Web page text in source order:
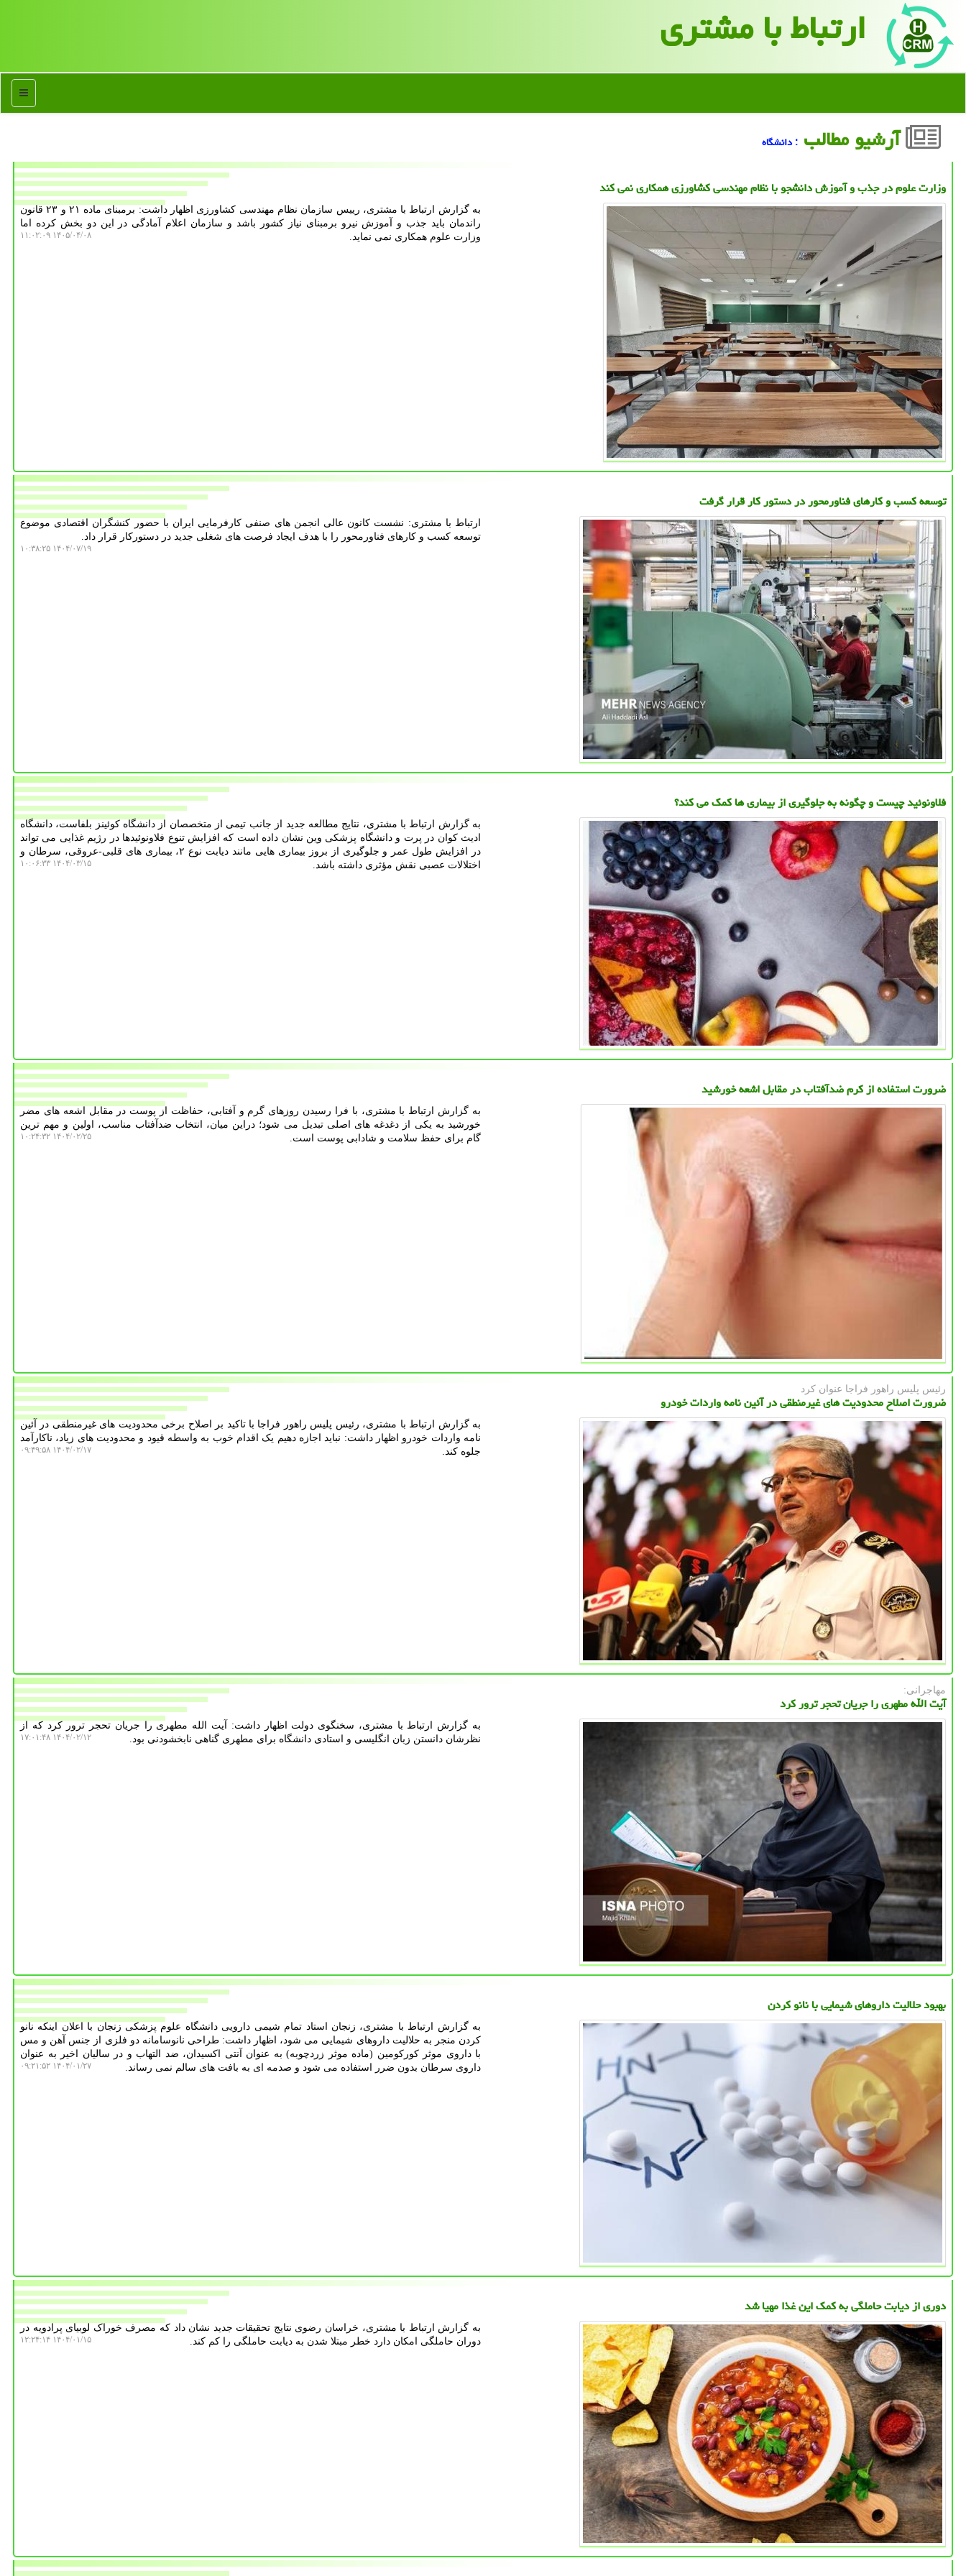
ارتباط با مشتری
منو
آرشیو مطالب : دانشگاه
وزارت علوم در جذب و آموزش دانشجو با نظام مهندسی کشاورزی همکاری نمی کند
به گزارش ارتباط با مشتری، رییس سازمان نظام مهندسی کشاورزی اظهار داشت: برمبنای ماده ۲۱ و ۲۳ قانون
راندمان باید جذب و آموزش نیرو برمبنای نیاز کشور باشد و سازمان اعلام آمادگی در این دو بخش کرده اما
وزارت علوم همکاری نمی نماید.
۱۴۰۵/۰۴/۰۸ ۱۱:۰۲:۰۹
توسعه کسب و کارهای فناورمحور در دستور کار قرار گرفت
ارتباط با مشتری: نشست کانون عالی انجمن های صنفی کارفرمایی ایران با حضور کنشگران اقتصادی موضوع
توسعه کسب و کارهای فناورمحور را با هدف ایجاد فرصت های شغلی جدید در دستورکار قرار داد.
۱۴۰۴/۰۷/۱۹ ۱۰:۳۸:۲۵
فلاونوئید چیست و چگونه به جلوگیری از بیماری ها کمک می کند؟
به گزارش ارتباط با مشتری، نتایج مطالعه جدید از جانب تیمی از متخصصان از دانشگاه کوئینز بلفاست، دانشگاه
ادیث کوان در پرت و دانشگاه پزشکی وین نشان داده است که افزایش تنوع فلاونوئیدها در رژیم غذایی می تواند
در افزایش طول عمر و جلوگیری از بروز بیماری هایی مانند دیابت نوع ۲، بیماری های قلبی-عروقی، سرطان و
اختلالات عصبی نقش مؤثری داشته باشد.
۱۴۰۴/۰۳/۱۵ ۱۰:۰۶:۳۳
ضرورت استفاده از کرم ضدآفتاب در مقابل اشعه خورشید
به گزارش ارتباط با مشتری، با فرا رسیدن روزهای گرم و آفتابی، حفاظت از پوست در مقابل اشعه های مضر
خورشید به یکی از دغدغه های اصلی تبدیل می شود؛ دراین میان، انتخاب ضدآفتاب مناسب، اولین و مهم ترین
گام برای حفظ سلامت و شادابی پوست است.
۱۴۰۴/۰۲/۲۵ ۱۰:۲۴:۳۲
رئیس پلیس راهور فراجا عنوان كرد
ضرورت اصلاح محدودیت های غیرمنطقی در آئین نامه واردات خودرو
به گزارش ارتباط با مشتری، رئیس پلیس راهور فراجا با تاکید بر اصلاح برخی محدودیت های غیرمنطقی در آئین
نامه واردات خودرو اظهار داشت: نباید اجازه دهیم یک اقدام خوب به واسطه قیود و محدودیت های زیاد، ناکارآمد
جلوه کند.
۱۴۰۴/۰۲/۱۷ ۰۹:۴۹:۵۸
مهاجرانی:
آیت الله مطهری را جریان تحجر ترور کرد
به گزارش ارتباط با مشتری، سخنگوی دولت اظهار داشت: آیت الله مطهری را جریان تحجر ترور کرد که از
نظرشان دانستن زبان انگلیسی و استادی دانشگاه برای مطهری گناهی نابخشودنی بود.
۱۴۰۴/۰۲/۱۲ ۱۷:۰۱:۴۸
بهبود حلالیت داروهای شیمایی با نانو کردن
به گزارش ارتباط با مشتری، زنجان استاد تمام شیمی دارویی دانشگاه علوم پزشکی زنجان با اعلان اینکه نانو
کردن منجر به حلالیت داروهای شیمایی می شود، اظهار داشت: طراحی نانوسامانه دو فلزی از جنس آهن و مس
با داروی موثر کورکومین (ماده موثر زردچوبه) به عنوان آنتی اکسیدان، ضد التهاب و در سالیان اخیر به عنوان
داروی سرطان بدون ضرر استفاده می شود و صدمه ای به بافت های سالم نمی رساند.
۱۴۰۴/۰۱/۲۷ ۰۹:۲۱:۵۲
دوری از دیابت حاملگی به کمک این غذا مهیا شد
به گزارش ارتباط با مشتری، خراسان رضوی نتایج تحقیقات جدید نشان داد که مصرف خوراک لوبیای پرادویه در
دوران حاملگی امکان دارد خطر مبتلا شدن به دیابت حاملگی را کم کند.
۱۴۰۴/۰۱/۱۵ ۱۲:۲۴:۱۴